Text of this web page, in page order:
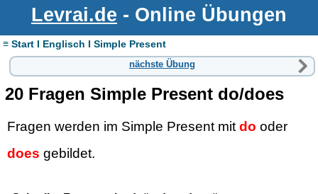
Levrai.de - Online Übungen
≡ Start I Englisch I Simple Present
nächste Übung
20 Fragen Simple Present do/does
Fragen werden im Simple Present mitdo oder
does gebildet.